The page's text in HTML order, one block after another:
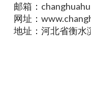
邮箱：
网址：
地址：河北省衡水